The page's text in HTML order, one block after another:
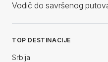
Vodič do savršenog
TOP DESTINACIJE
Srbija